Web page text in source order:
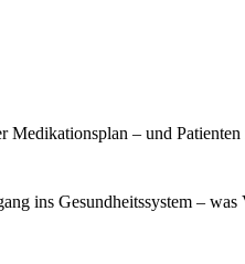
Medikationsplan – und
ins Gesundheitssystem – was